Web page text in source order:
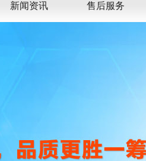
新闻资讯 售后服务